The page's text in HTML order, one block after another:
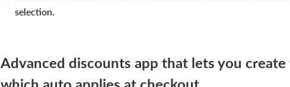
selection.
Advanced discounts app that lets you
which auto applies at checkout